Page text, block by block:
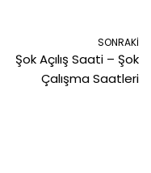
SONRAKI
Şok Açılış Saati – Şok
Çalışma Saatleri